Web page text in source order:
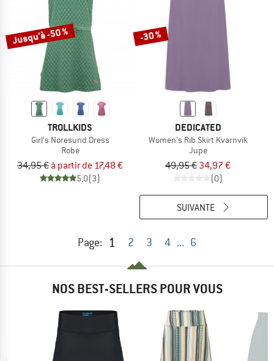
Jusqu'à -50 %
TROLLKIDS
Girl's Noresund Dress
Robe
34,95 € à partir de 17,48 €
5,0(3)
-30 %
DEDICATED
Women's Rib Skirt Kvarnvik
Jupe
49,95 € 34,97 €
(0)
Page: 1 2 3 4 ... 6
SUIVANTE
NOS BEST-SELLERS POUR VOUS